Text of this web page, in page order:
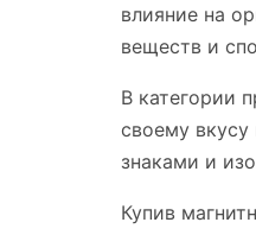
влияние на
веществ и
В категории
своему
знаками и
Купив